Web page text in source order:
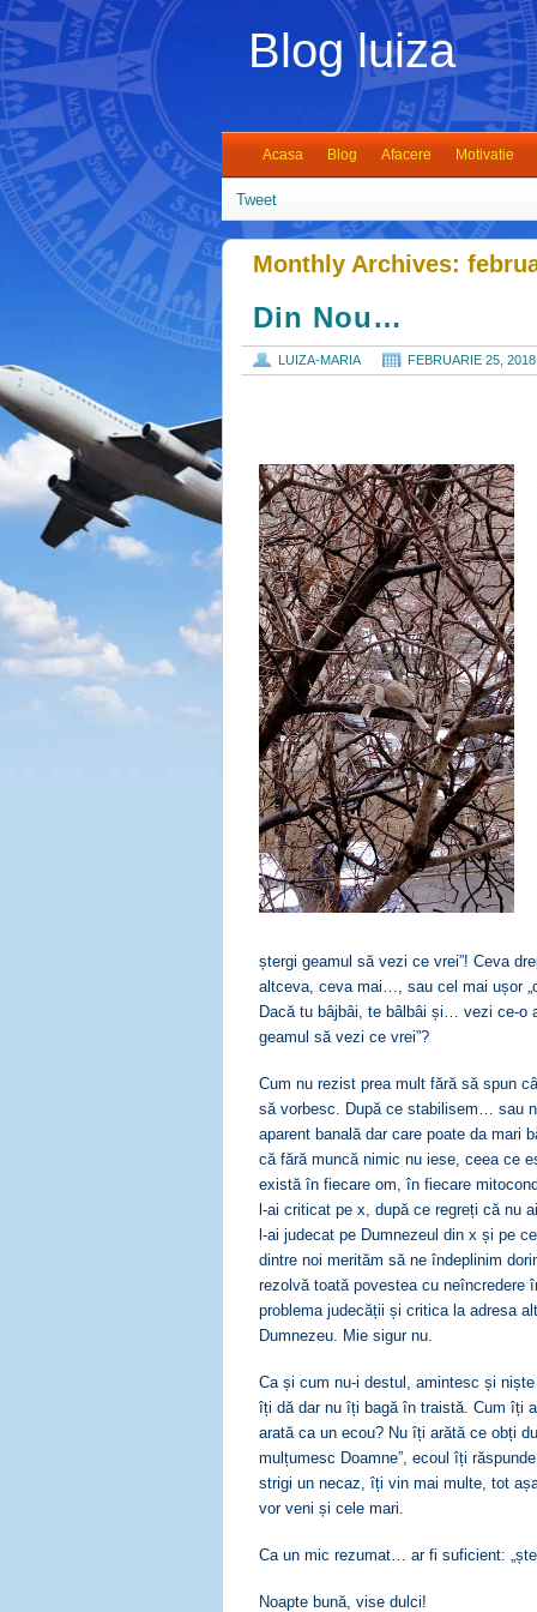
Blog luiza
Acasa Blog Afacere Motivatie
Tweet
Monthly Archives:
Din Nou…
LUIZA-MARIA FEBRUARIE 25, 2018
ștergi geamul să vezi ce vrei”! Ceva
altceva, ceva mai…, sau cel mai ușor
Dacă tu bâjbâi, te bâlbâi și… vezi ce-o
geamul să vezi ce vrei”?
Cum nu rezist prea mult fără să spun
să vorbesc. După ce stabilisem… sau
aparent banală dar care poate da mari
că fără muncă nimic nu iese, ceea ce
există în fiecare om, în fiecare
l-ai criticat pe x, după ce regreți că nu
l-ai judecat pe Dumnezeul din x și pe
dintre noi merităm să ne îndeplinim
rezolvă toată povestea cu neîncredere
problema judecății și critica la adresa
Dumnezeu. Mie sigur nu.
Ca și cum nu-i destul, amintesc și
îți dă dar nu îți bagă în traistă. Cum îți
arată ca un ecou? Nu îți arătă ce obți
mulțumesc Doamne”, ecoul îți
strigi un necaz, îți vin mai multe, tot
vor veni și cele mari.
Ca un mic rezumat… ar fi suficient:
Noapte bună, vise dulci!